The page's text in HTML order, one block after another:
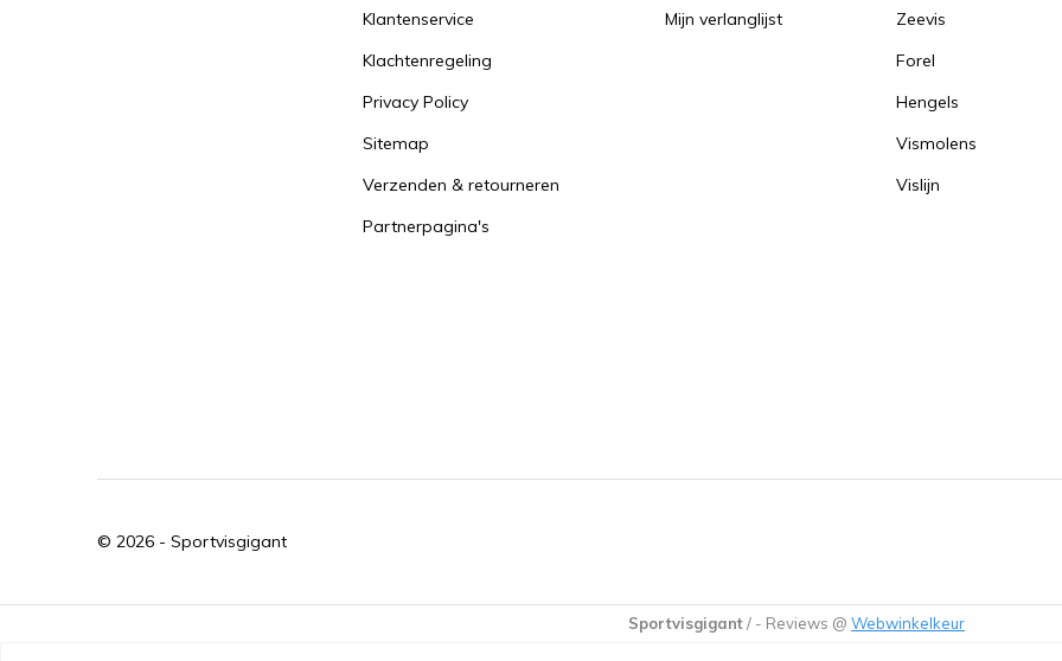
Klantenservice
Klachtenregeling
Privacy Policy
Sitemap
Verzenden & retourneren
Partnerpagina's
Mijn verlanglijst
Zeevis
Forel
Hengels
Vismolens
Vislijn
© 2026 - Sportvisgigant
Sportvisgigant/ - Reviews @ Webwinkelkeur